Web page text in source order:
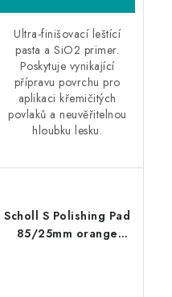
Ultra-finišovací leštící
pasta a SiO2 primer.
Poskytuje vynikající
přípravu povrchu pro
aplikaci křemičitých
povlaků a neuvěřitelnou
hloubku lesku.
Scholl S Polishing Pad
85/25mm orange